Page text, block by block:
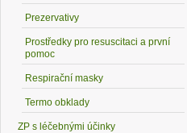
Prezervativy
Prostředky pro resuscitaci a první
pomoc
Respirační masky
Termo obklady
ZP s léčebnými účinky